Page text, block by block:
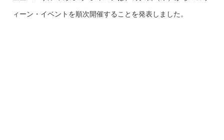
ィーン・イベントを順次開催することを発表しました。